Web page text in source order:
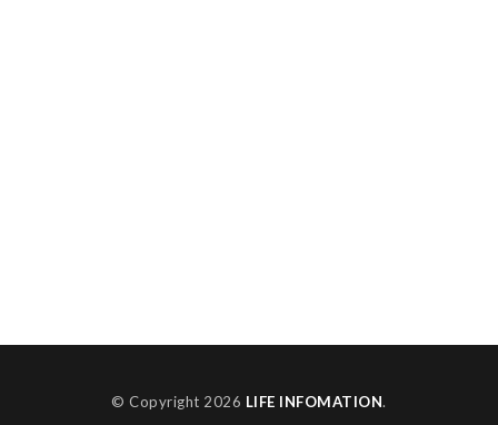
© Copyright 2026 LIFE INFOMATION.